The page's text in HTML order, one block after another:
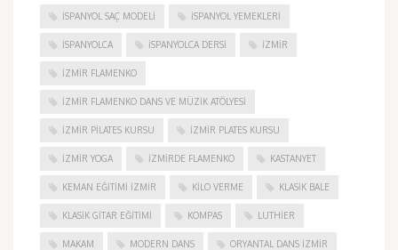
İSPANYOL SAÇ MODELI İSPANYOL YEMEKLERI
İSPANYOLCA İSPANYOLCA DERSI IZMIR
IZMIR FLAMENKO
İZMIR FLAMENKO DANS VE MÜZIK ATÖLYESI
İZMIR PILATES KURSU İZMIR PLATES KURSU
İZMIR YOGA IZMIRDE FLAMENKO KASTANYET
KEMAN EĞITIMI İZMIR KILO VERME KLASIK BALE
KLASIK GITAR EĞITIMI KOMPAS LUTHIER
MAKAM MODERN DANS ORYANTAL DANS İZMIR